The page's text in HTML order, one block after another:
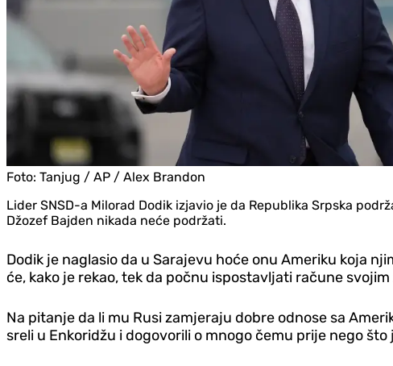
Foto: Tanjug / AP / Alex Brandon
Lider SNSD-a Milorad Dodik izjavio je da Republika Srpska
Džozef Bajden nikada neće podržati.
Dodik je naglasio da u Sarajevu hoće onu Ameriku koja
će, kako je rekao, tek da počnu ispostavljati račune
Na pitanje da li mu Rusi zamjeraju dobre odnose sa
sreli u Enkoridžu i dogovorili o mnogo čemu prije nego